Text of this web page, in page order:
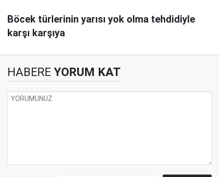
Böcek türlerinin yarısı yok olma tehdidiyle
karşı karşıya
HABERE YORUM KAT